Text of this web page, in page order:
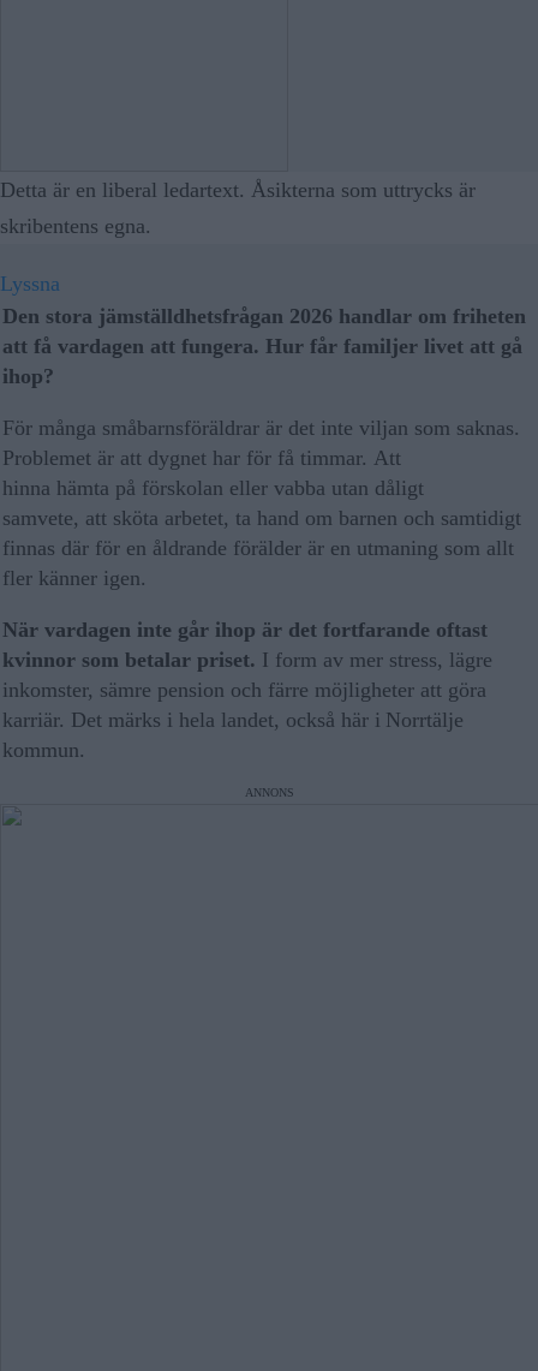
Detta är en liberal ledartext. Åsikterna som uttrycks är
skribentens egna.
Lyssna
Den stora jämställdhetsfrågan 2026 handlar om friheten
att få vardagen att fungera. Hur får familjer livet att gå
ihop?
För många småbarnsföräldrar är det inte viljan som saknas.
Problemet är att dygnet har för få timmar. Att
hinna hämta på förskolan eller vabba utan dåligt
samvete, att sköta arbetet, ta hand om barnen och samtidigt
finnas där för en åldrande förälder är en utmaning som allt
fler känner igen.
När vardagen inte går ihop är det fortfarande oftast
kvinnor som betalar priset. I form av mer stress, lägre
inkomster, sämre pension och färre möjligheter att göra
karriär. Det märks i hela landet, också här i Norrtälje
kommun.
ANNONS